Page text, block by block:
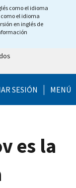
como el idioma
el idioma
en inglés de
SESIÓN MENÚ
es la